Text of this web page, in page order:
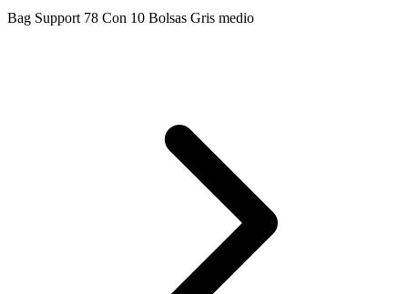
Bag Support 78 Con 10 Bolsas Gris medio